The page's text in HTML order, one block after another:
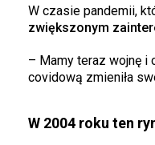
W czasie pandemii,
zwiększonym
– Mamy teraz wojnę i
covidową zmieniła
W 2004 roku ten